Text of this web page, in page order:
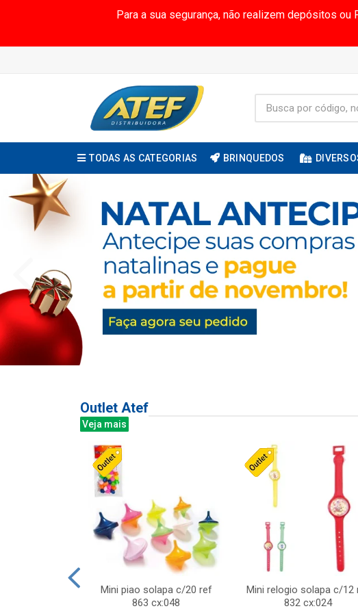
Para a sua segurança, não realizem depósitos
TODAS AS CATEGORIAS BRINQUEDOS
Outlet Atef
Veja mais
Mini piao solapa c/20 ref
863 cx:048
Mini relogio solapa c/12
832 cx:024